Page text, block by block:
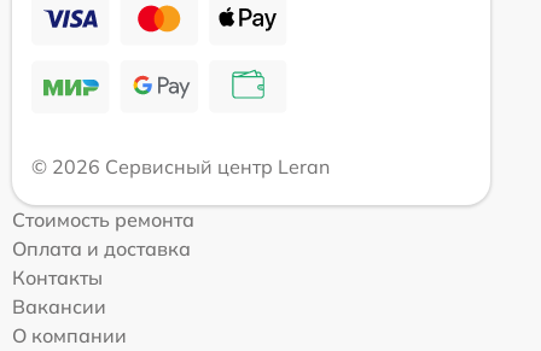
© 2026 Сервисный центр Leran
Стоимость ремонта
Оплата и доставка
Контакты
Вакансии
О компании